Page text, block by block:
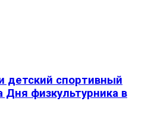
спортивный
Дня физкультурника в